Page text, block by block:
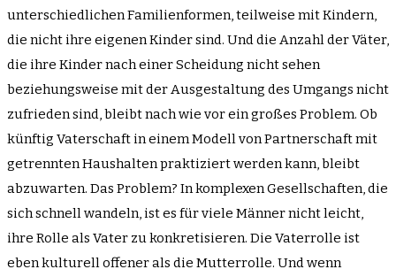
unterschiedlichen Familienformen, teilweise mit Kindern,
die nicht ihre eigenen Kinder sind. Und die Anzahl der Väter,
die ihre Kinder nach einer Scheidung nicht sehen
beziehungsweise mit der Ausgestaltung des Umgangs nicht
zufrieden sind, bleibt nach wie vor ein großes Problem. Ob
künftig Vaterschaft in einem Modell von Partnerschaft mit
getrennten Haushalten praktiziert werden kann, bleibt
abzuwarten. Das Problem? In komplexen Gesellschaften, die
sich schnell wandeln, ist es für viele Männer nicht leicht,
ihre Rolle als Vater zu konkretisieren. Die Vaterrolle ist
eben kulturell offener als die Mutterrolle. Und wenn